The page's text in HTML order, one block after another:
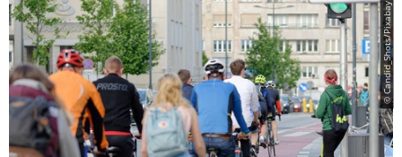
© Candid_Shots/Pixabay